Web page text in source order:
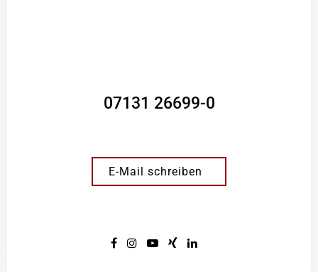
07131 26699-0
E-Mail schreiben